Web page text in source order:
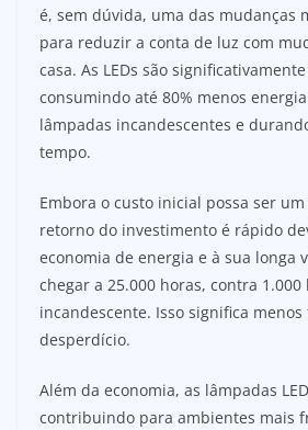
é, sem dúvida, uma das mudanças
para reduzir a conta de luz com
casa. As LEDs são
consumindo até 80% menos
lâmpadas incandescentes e
tempo.
Embora o custo inicial possa ser
retorno do investimento é rápido
economia de energia e à sua longa
chegar a 25.000 horas, contra
incandescente. Isso significa menos
desperdício.
Além da economia, as lâmpadas
contribuindo para ambientes mais